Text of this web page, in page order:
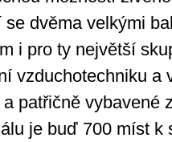
dvěma velkými
i pro ty největší
vzduchotechniku a
patřičně vybavené
je buď 700 míst k